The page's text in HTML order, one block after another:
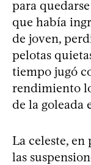
para
que había
de joven,
pelotas
tiempo jugó
rendimiento
de la goleada
La celeste,
las